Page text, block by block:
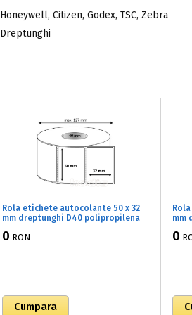
Honeywell, Citizen, Godex, TSC, Zebra
Dreptunghi
Rola etichete autocolante 50 x 32
mm dreptunghi D40 polipropilena
buc/rola (71x050032)
0 RON
mm
buc/
0